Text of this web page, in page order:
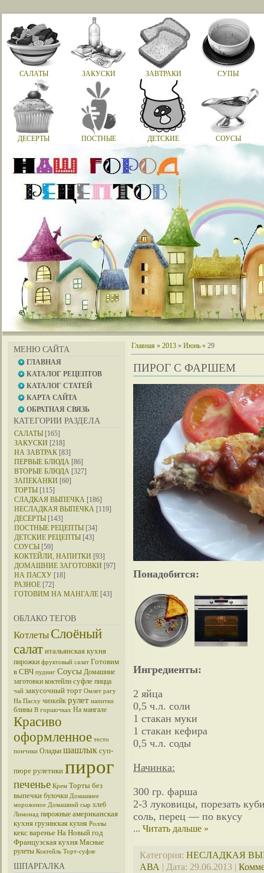
САЛАТЫ ЗАКУСКИ ЗАВТРАКИ СУПЫ
ДЕСЕРТЫ ПОСТНЫЕ ДЕТСКИЕ СОУСЫ
МЕНЮ САЙТА
ГЛАВНАЯ
КАТАЛОГ РЕЦЕПТОВ
КАТАЛОГ СТАТЕЙ
КАРТА САЙТА
ОБРАТНАЯ СВЯЗЬ
КАТЕГОРИИ РАЗДЕЛА
САЛАТЫ [165]
ЗАКУСКИ [218]
НА ЗАВТРАК [83]
ПЕРВЫЕ БЛЮДА [86]
ВТОРЫЕ БЛЮДА [327]
ЗАПЕКАНКИ [60]
ТОРТЫ [115]
СЛАДКАЯ ВЫПЕЧКА [186]
НЕСЛАДКАЯ ВЫПЕЧКА [119]
ДЕСЕРТЫ [143]
ПОСТНЫЕ РЕЦЕПТЫ [34]
ДЕТСКИЕ РЕЦЕПТЫ [43]
СОУСЫ [59]
КОКТЕЙЛИ, НАПИТКИ [93]
ДОМАШНИЕ ЗАГОТОВКИ [97]
НА ПАСХУ [18]
РАЗНОЕ [72]
ГОТОВИМ НА МАНГАЛЕ [43]
ОБЛАКО ТЕГОВ
Котлеты Слоёный
салат итальянская кухня
пирожки фруктовый салат Готовим
в СВЧ пудинг Соусы Домашние
заготовки коктейли суфле пицца
чай закусочный торт Омлет рагу
На Пасху чизкейк рулет напитки
блины В горшочках На мангале
Красиво
оформленное тесто
пончики Оладьи шашлык суп-
пюре рулетики пирог
печенье Крем Торты без
выпечки булочки Домашнее
мороженое Домашний сыр хлеб
Лимонад пирожные американская
кухня грузинская кухня Роллы
кекс варенье На Новый год
Французская кухня Мясные
рулеты Коктейль Торт-суфле
ШПАРГАЛКА
Главная » 2013 » Июнь » 29
ПИРОГ С ФАРШЕМ
Понадобится:
Ингредиенты:
2 яйца
0,5 ч.л. соли
1 стакан муки
1 стакан кефира
0,5 ч.л. соды
Начинка:
300 гр. фарша
2-3 луковицы, порезать
соль, перец — по вкусу
... Читать дальше »
Категория: НЕСЛАДКАЯ
АВА | Дата: 29.06.2013 |